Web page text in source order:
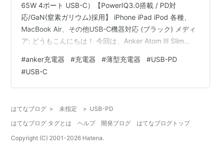
65W 4ポート USB-C）【PowerIQ3.0搭載 / PD対
応/GaN(窒素ガリウム)採用】 iPhone iPad iPod 各種、
MacBook Air、その他USB-C機器対応 (ブラック) メディ
ア: どうもこんにちは！ 今回は、Anker Atom Ⅲ Slim
回の充電器は、充電する端末が増えてきたので購入する
に至りました。結論を言えば衝動買いですが。 Anker
PowerPort Atom III Slim …
#anker充電器 #充電器 #薄型充電器 #USB-PD
#USB-C
はてなブログ > 未指定 > USB-PD
はてなブログ タグとは
ヘルプ 開発ブログ
はてなブログトップ
Copyright (C) 2001-2026 Hatena.